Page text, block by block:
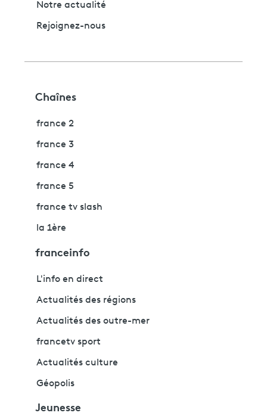
Notre actualité
Rejoignez-nous
Chaînes
france 2
france 3
france 4
france 5
france tv slash
la 1ère
franceinfo
L'info en direct
Actualités des régions
Actualités des outre-mer
francetv sport
Actualités culture
Géopolis
Jeunesse